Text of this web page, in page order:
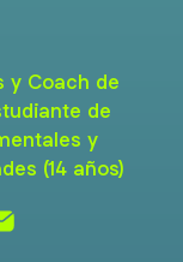
y Coach de
de
y
(14 años)